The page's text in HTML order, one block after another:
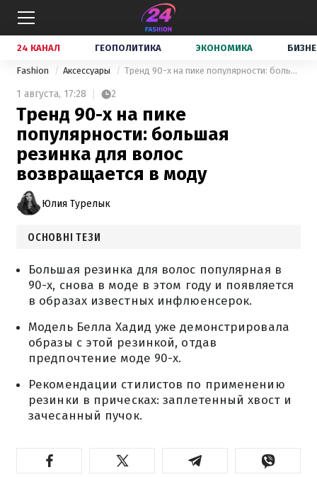
24 КАНАЛ ГЕОПОЛИТИКА ЭКОНОМИКА
Fashion Аксессуары Тренд 90-х на пике популярности: большая резинка для волос возвращается в моду
1 августа, 17:28 2
Тренд 90-х на пике
популярности: большая
резинка для волос
возвращается в моду
Юлия Турелык
ОСНОВНІ ТЕЗИ
Большая резинка для волос популярная в
90-х, снова в моде в этом году и появляется
в образах известных инфлюенсерок.
Модель Белла Хадид уже демонстрировала
образы с этой резинкой, отдав
предпочтение моде 90-х.
Рекомендации стилистов по применению
резинки в прическах: заплетенный хвост и
зачесанный пучок.